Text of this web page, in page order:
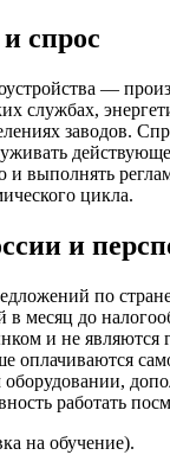
спрос
—
службах,
заводов.
и выполнять
цикла.
и
по
в месяц до
и не являются
оплачиваются
работать
на обучение).